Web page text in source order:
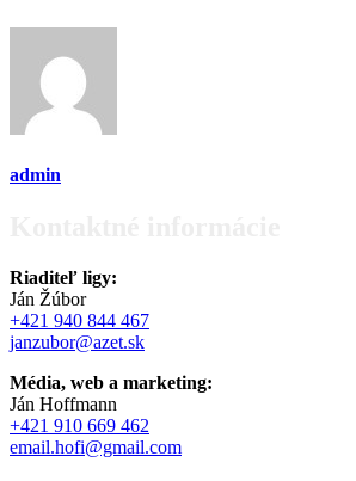
admin
Riaditeľ ligy:
Ján Žúbor
+421 940 844 467
janzubor@azet.sk
Média, web a marketing:
Ján Hoffmann
+421 910 669 462
email.hofi@gmail.com